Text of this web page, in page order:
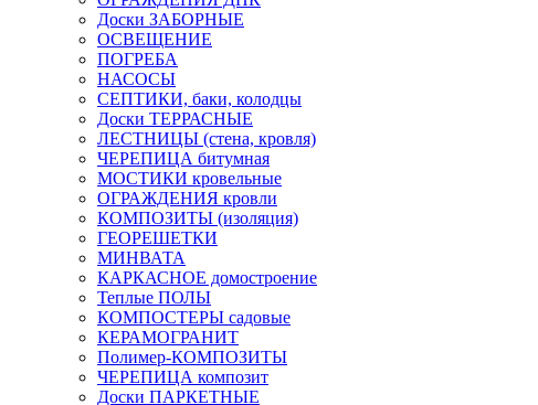
Доски ЗАБОРНЫЕ
ОСВЕЩЕНИЕ
ПОГРЕБА
НАСОСЫ
СЕПТИКИ, баки, колодцы
Доски ТЕРРАСНЫЕ
ЛЕСТНИЦЫ (стена, кровля)
ЧЕРЕПИЦА битумная
МОСТИКИ кровельные
ОГРАЖДЕНИЯ кровли
КОМПОЗИТЫ (изоляция)
ГЕОРЕШЕТКИ
МИНВАТА
КАРКАСНОЕ домостроение
Теплые ПОЛЫ
КОМПОСТЕРЫ садовые
КЕРАМОГРАНИТ
Полимер-КОМПОЗИТЫ
ЧЕРЕПИЦА композит
Доски ПАРКЕТНЫЕ